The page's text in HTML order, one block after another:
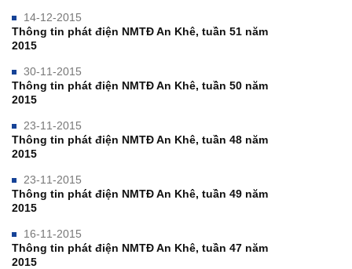
14-12-2015
Thông tin phát điện NMTĐ An Khê, tuần 51 năm
2015
30-11-2015
Thông tin phát điện NMTĐ An Khê, tuần 50 năm
2015
23-11-2015
Thông tin phát điện NMTĐ An Khê, tuần 48 năm
2015
23-11-2015
Thông tin phát điện NMTĐ An Khê, tuần 49 năm
2015
16-11-2015
Thông tin phát điện NMTĐ An Khê, tuần 47 năm
2015